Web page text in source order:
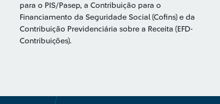
para o PIS/Pasep, a Contribuição para o
Financiamento da Seguridade Social (Cofins) e da
Contribuição Previdenciária sobre a Receita (EFD-
Contribuições).